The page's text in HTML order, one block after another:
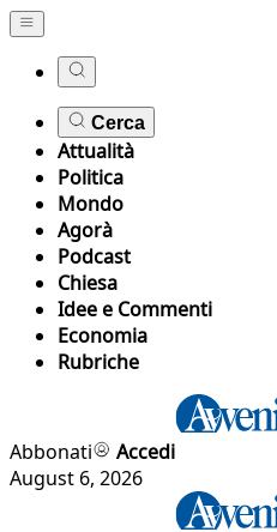
Cerca
Attualità
Politica
Mondo
Agorà
Podcast
Chiesa
Idee e Commenti
Economia
Rubriche
Abbonati
Accedi
August 6, 2026